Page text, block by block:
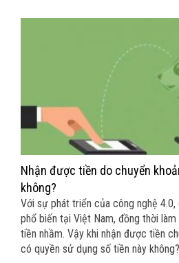
Nhận được tiền do chuyển
không?
Với sự phát triển của công nghệ
phổ biến tại Việt Nam, đồng thời
tiền nhầm. Vậy khi nhận được tiền
có quyền sử dụng số tiền này không?